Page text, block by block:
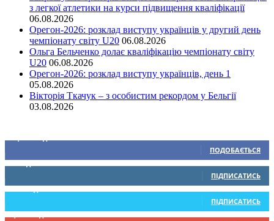
з легкої атлетики на курси підвищення кваліфікації
06.08.2026
Орегон-2026: розклад виступу українців у другий день
чемпіонату світу U20 06.08.2026
Ольга Бельченко долає кваліфікацію чемпіонату світу
U20 06.08.2026
Орегон-2026: розклад виступу українців, день 1
05.08.2026
Вікторія Ткачук – з особистим рекордом у Бельгії
03.08.2026
ПОДОБАЄТЬСЯ
0 Підписників
ПІДПИСАТИСЬ
234 Підписників
ПІДПИСАТИСЬ
9,370 Підписників